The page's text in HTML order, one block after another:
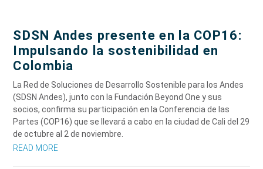
SDSN Andes presente en la COP16:
Impulsando la sostenibilidad en
Colombia
La Red de Soluciones de Desarrollo Sostenible para los Andes
(SDSN Andes), junto con la Fundación Beyond One y sus
socios, confirma su participación en la Conferencia de las
Partes (COP16) que se llevará a cabo en la ciudad de Cali del 29
de octubre al 2 de noviembre.
READ MORE